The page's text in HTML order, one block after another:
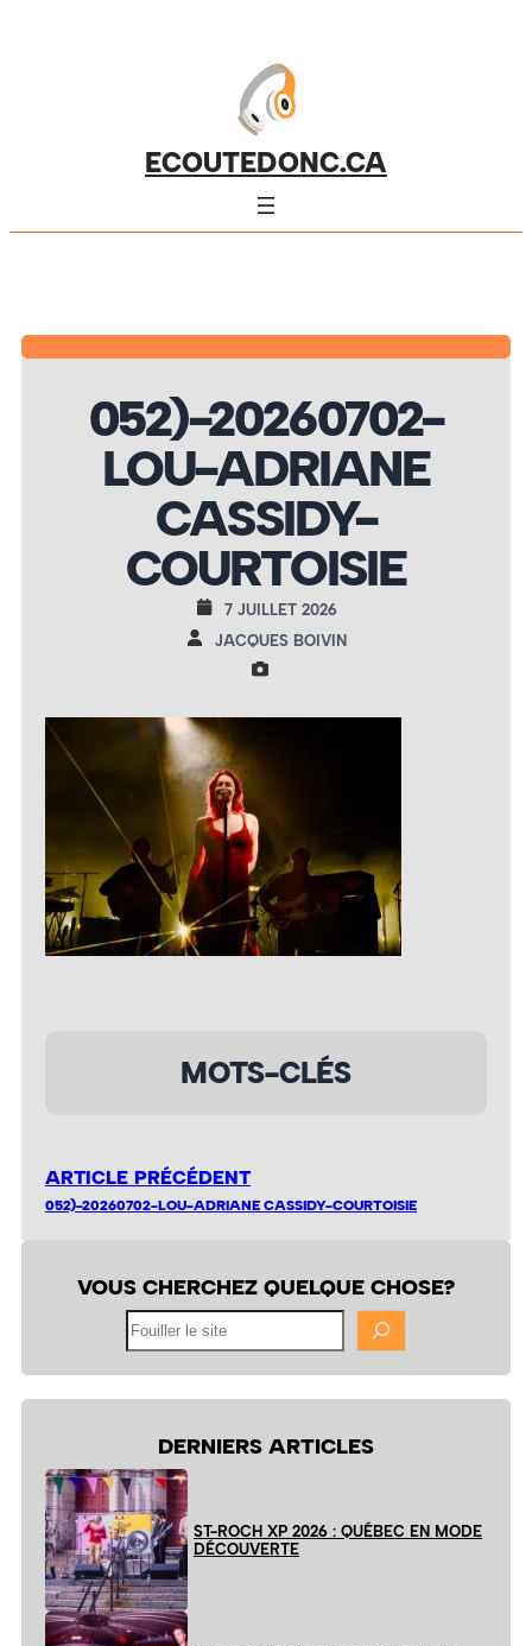
ECOUTEDONC.CA
052)-20260702-
LOU-ADRIANE
CASSIDY-
COURTOISIE
7 JUILLET 2026
JACQUES BOIVIN
MOTS-CLÉS
ARTICLE PRÉCÉDENT
052)-20260702-LOU-ADRIANE CASSIDY-COURTOISIE
VOUS CHERCHEZ QUELQUE CHOSE?
DERNIERS ARTICLES
ST-ROCH XP 2026 : QUÉBEC EN MODE
DÉCOUVERTE